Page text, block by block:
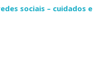
sociais – cuidados e